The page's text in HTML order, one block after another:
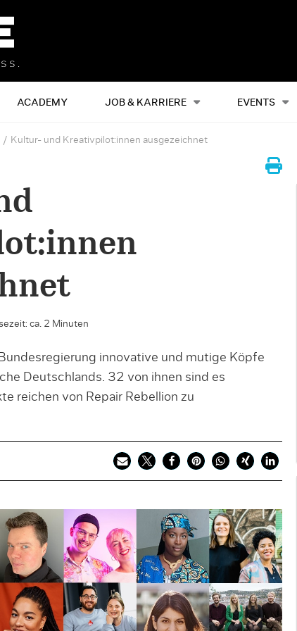
ACADEMY JOB & KARRIERE EVENTS
Alles Events
Kultur- und Kreativpilot:innen ausgezeichnet
ca. 2 Minuten
innovative und mutige Köpfe
Deutschlands. 32 von ihnen sind es
reichen von Repair Rebellion zu